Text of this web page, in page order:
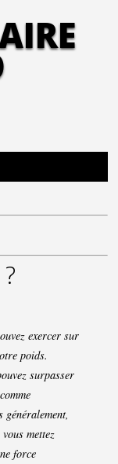
exercer sur
poids.
surpasser
mettez
force